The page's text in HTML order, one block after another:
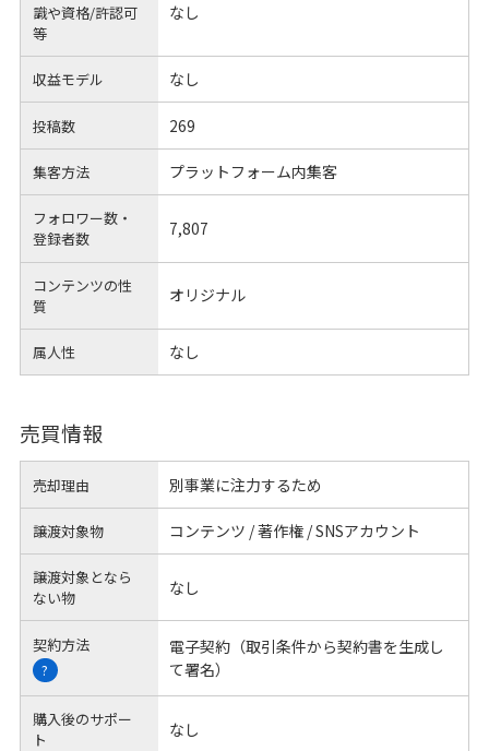
識や資格/許認可
等
なし
収益モデル なし
投稿数 269
集客方法 プラットフォーム内集客
フォロワー数・
登録者数
7,807
コンテンツの性
質
オリジナル
属人性 なし
売買情報
売却理由 別事業に注力するため
譲渡対象物 コンテンツ / 著作権 / SNSアカウント
譲渡対象となら
ない物
なし
契約方法
?
電子契約（取引条件から契約書を生成し
て署名）
購入後のサポー
ト
なし